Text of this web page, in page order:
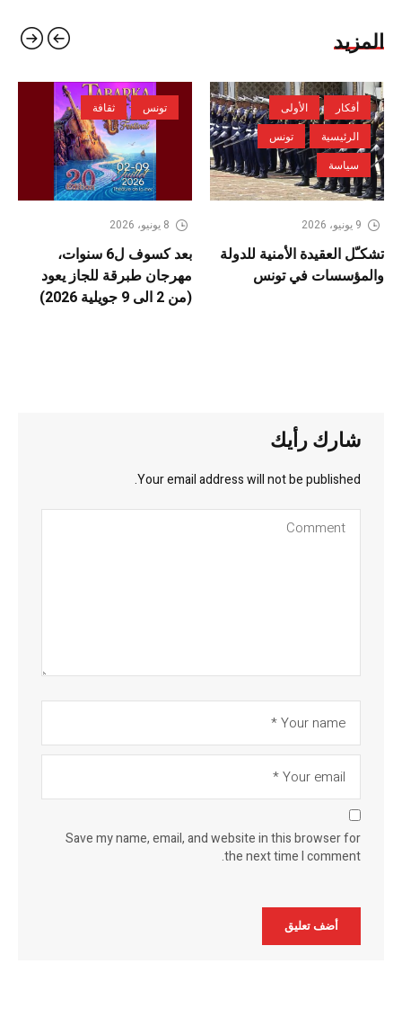
المزيد
أفكار
الأولى
الرئيسية
تونس
سياسة
9 يونيو، 2026
تشكـّل العقيدة الأمنية للدولة
والمؤسسات في تونس
تونس ثقافة
8 يونيو، 2026
بعد كسوف ل6 سنوات،
مهرجان طبرقة للجاز يعود
(من 2 الى 9 جويلية 2026)
شارك رأيك
Your email address will not be published.
Save my name, email, and website in this browser for
the next time I comment.